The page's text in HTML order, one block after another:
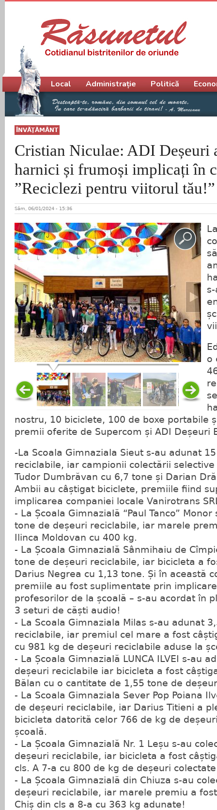
ÎNVĂŢĂMÂNT
Cristian Niculae: ADI Deșeuri
harnici și frumoși implicați în
”Reciclezi pentru viitorul tău!”
Sâm, 06/01/2024 - 15:36
o
nostru, 10 biciclete, 100 de boxe portabile
premii oferite de Supercom și ADI Deșeuri
-La Scoala Gimnaziala Sieut s-au adunat
reciclabile, iar campionii colectării
Tudor Dumbrăvan cu 6,7 tone și Darian
Ambii au câștigat biciclete, premiile fiind
implicarea companiei locale Vanirotrans
- La Școala Gimnazială “Paul Tanco”
tone de deșeuri reciclabile, iar marele
Ilinca Moldovan cu 400 kg.
- La Școala Gimnazială Sânmihaiu de
tone de deșeuri reciclabile, iar bicicleta a
Darius Negrea cu 1,13 tone. Și în această
premiile au fost suplimentate prin
profesorilor de la școală – s-au acordat în
3 seturi de căști audio!
- La Scoala Gimnaziala Milas s-au adunat
reciclabile, iar premiul cel mare a fost
cu 981 kg de deșeuri reciclabile aduse la
- La Școala Gimnazială LUNCA ILVEI s-au
deșeuri reciclabile iar bicicleta a fost
Bălan cu o cantitate de 1,55 tone de
- La Scoala Gimnaziala Sever Pop Poiana
de deșeuri reciclabile, iar Darius Titieni a
bicicleta datorită celor 766 de kg de
școală.
- La Școala Gimnazială Nr. 1 Leșu s-au
deșeuri reciclabile, iar bicicleta a fost
cls. A 7-a cu 800 de kg de deșeuri
- La Școala Gimnazială din Chiuza s-au
deșeuri reciclabile, iar marele premiu a
Chiș din cls a 8-a cu 363 kg adunate!
Meniu principal
Local Administrație Politică